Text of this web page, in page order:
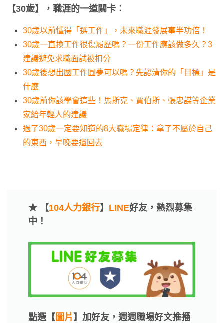
【30歲】，職涯的一道關卡：
30歲以前懂得「選工作」，未來職涯發展事半功倍！
30歲一直換工作很傷履歷嗎？一份工作應該做多久？3
建議避免求職面試被扣分
30歲後想出國工作圓夢可以嗎？先認清你的「目標」是
什麼
30歲前你該學會這些！馬斯克、賈伯斯、張忠謀等企業
家給年輕人的建議
過了30歲一定要知道的8大職場定律：拿了不屬於自己
的東西，早晚要還回去
★ 【104人力銀行】 LINE好友，熱烈募集
中！
點選【 圖片 】加好友，週週職場好文推播